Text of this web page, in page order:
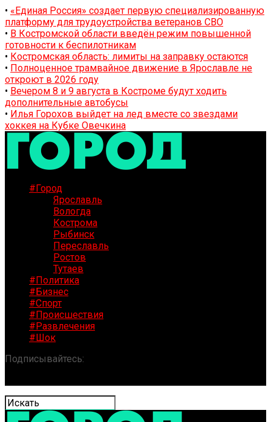
• «Единая Россия» создает первую специализированную
платформу для трудоустройства ветеранов СВО
• В Костромской области введён режим повышенной
готовности к беспилотникам
• Костромская область: лимиты на заправку остаются
• Полноценное трамвайное движение в Ярославле не
откроют в 2026 году
• Вечером 8 и 9 августа в Костроме будут ходить
дополнительные автобусы
• Илья Горохов выйдет на лед вместе со звездами
хоккея на Кубке Овечкина
#Город
Ярославль
Вологда
Кострома
Рыбинск
Переславль
Ростов
Тутаев
#Политика
#Бизнес
#Спорт
#Происшествия
#Развлечения
#Шок
Подписывайтесь: